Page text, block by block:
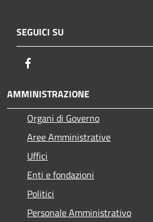
SEGUICI SU
AMMINISTRAZIONE
Organi di Governo
Aree Amministrative
Uffici
Enti e fondazioni
Politici
Personale Amministrativo